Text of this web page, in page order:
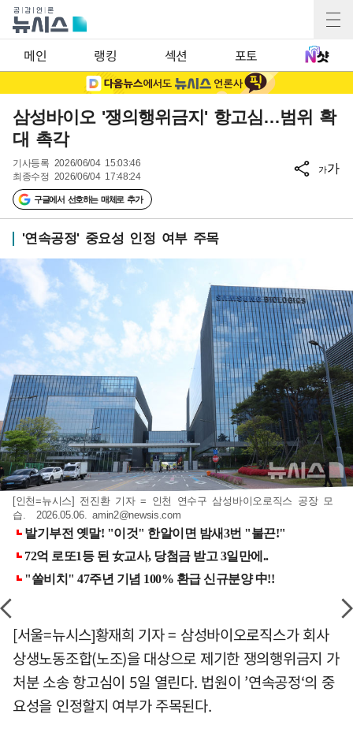
메인 랭킹 섹션 포토
삼성바이오 '쟁의행위금지' 항고심…범위 확
대 촉각
기사등록 2026/06/04 15:03:46
최종수정 2026/06/04 17:48:24
구글에서 선호하는 매체로 추가
가가
'연속공정' 중요성 인정 여부 주목
[인천=뉴시스] 전진환 기자 = 인천 연수구 삼성바이오로직스 공장 모
습. 2026.05.06.amin2@newsis.com
[서울=뉴시스]황재희 기자 = 삼성바이오로직스가 회사
상생노동조합(노조)을 대상으로 제기한 쟁의행위금지 가
처분 소송 항고심이 5일 열린다. 법원이 ’연속공정‘의 중
요성을 인정할지 여부가 주목된다.